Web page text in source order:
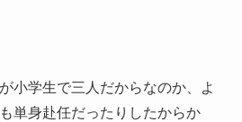
小学生で三人だからなのか、よ
単身赴任だったりしたからか